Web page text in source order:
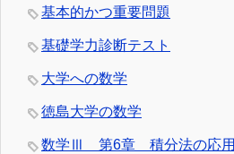
基本的かつ重要問題
基礎学力診断テスト
大学への数学
徳島大学の数学
数学Ⅲ 第6章 積分法の応用